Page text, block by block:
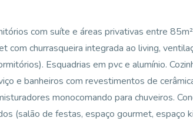
com suíte e áreas privativas entre
com churrasqueira integrada ao living,
Esquadrias em pvc e alumínio.
e banheiros com revestimentos de
monocomando para chuveiros.
(salão de festas, espaço gourmet, espaço